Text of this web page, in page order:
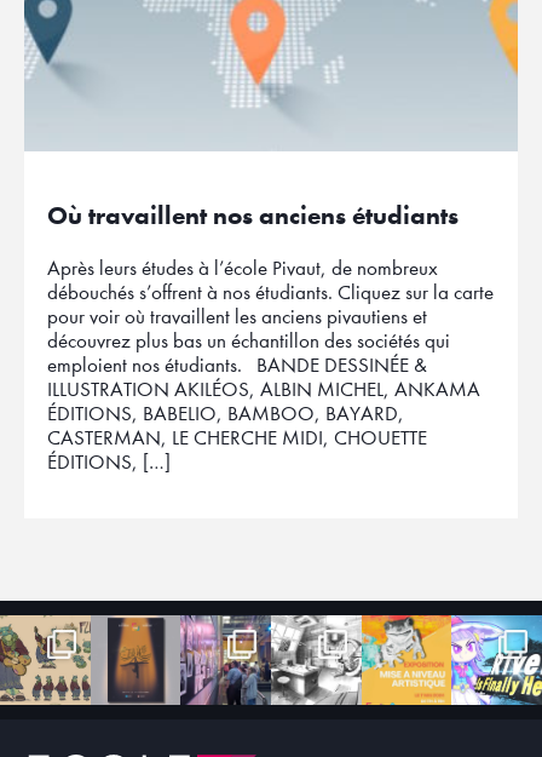
Où travaillent nos anciens étudiants
Après leurs études à l’école Pivaut, de nombreux
débouchés s’offrent à nos étudiants. Cliquez sur la carte
pour voir où travaillent les anciens pivautiens et
découvrez plus bas un échantillon des sociétés qui
emploient nos étudiants. BANDE DESSINÉE &
ILLUSTRATION AKILÉOS, ALBIN MICHEL, ANKAMA
ÉDITIONS, BABELIO, BAMBOO, BAYARD,
CASTERMAN, LE CHERCHE MIDI, CHOUETTE
ÉDITIONS, […]